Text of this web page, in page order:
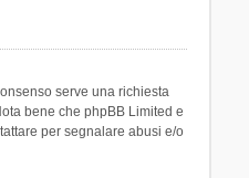
serve una richiesta
bene che phpBB Limited e
per segnalare abusi e/o